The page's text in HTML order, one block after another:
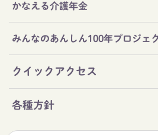
かなえる介護年金
みんなのあんしん100年プロジェ
クイックアクセス
各種方針